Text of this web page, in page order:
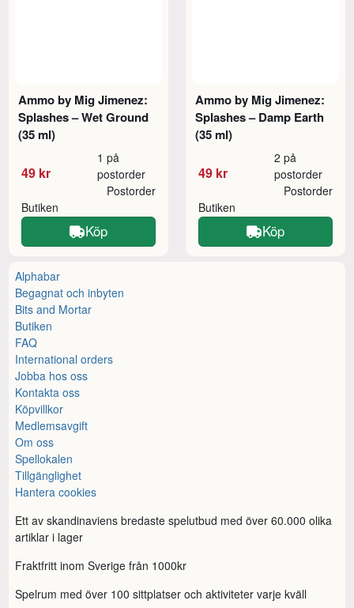
Ammo by Mig Jimenez:
Splashes – Wet Ground
(35 ml)
49 kr
1 på
postorder
Butiken
Postorder
Köp
Ammo by Mig Jimenez:
Splashes – Damp Earth
(35 ml)
49 kr
2 på
postorder
Butiken
Postorder
Köp
Alphabar
Begagnat och inbyten
Bits and Mortar
Butiken
FAQ
International orders
Jobba hos oss
Kontakta oss
Köpvillkor
Medlemsavgift
Om oss
Spellokalen
Tillgänglighet
Hantera cookies
Ett av skandinaviens bredaste spelutbud med över 60.000 olika
artiklar i lager
Fraktfritt inom Sverige från 1000kr
Spelrum med över 100 sittplatser och aktiviteter varje kväll